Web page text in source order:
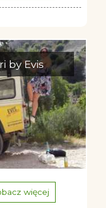
by Evis
więcej